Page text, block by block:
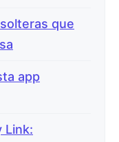
que
app
Link: